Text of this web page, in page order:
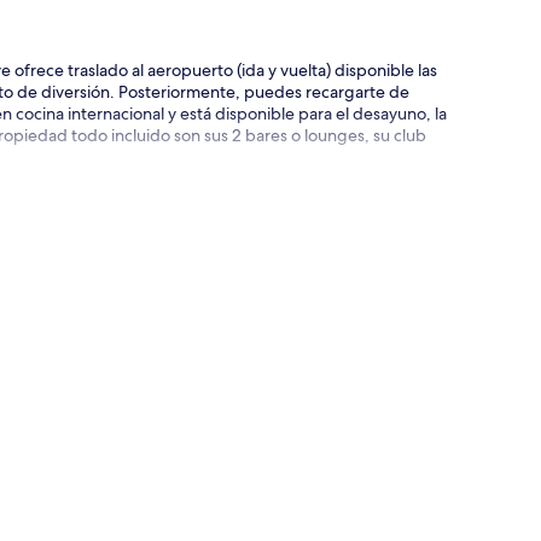
ofrece traslado al aeropuerto (ida y vuelta) disponible las
de diversión. Posteriormente, puedes recargarte de
cocina internacional y está disponible para el desayuno, la
todo incluido son sus 2 bares o lounges, su club